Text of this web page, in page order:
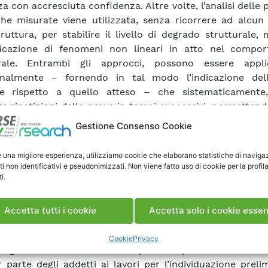
Gestione Consenso Cookie
una migliore esperienza, utilizziamo cookie che elaborano statistiche di
non identificativi e pseudonimizzati. Non viene fatto uso di cookie per la
Accetta tutti i cookie Accetta solo i cookie
CookiePrivacy
con accresciuta confidenza. Altre volte, l’analisi delle
misurate viene utilizzata, senza ricorrere ad alcun
per stabilire il livello di degrado strutturale,
di fenomeni non lineari in atto nel
Entrambi gli approcci, possono essere
– fornendo in tal modo l’indicazione
rispetto a quello atteso – che
ripetizioni delle prove in tempi successivi,
una comparazione a fini diagnostici. Quest’ultima
dei sistemi di monitoraggio, in particolare di quelli
l’evoluzione delle condizioni strutturali. Tuttavia, il
risulta in genere molto complesso,
diagnostici molto sofisticati, che ancora sono
dell’ingegneria delle opere di sbarramento.
lo scopo del presente studio è quello di
parte degli addetti ai lavori per l’individuazione